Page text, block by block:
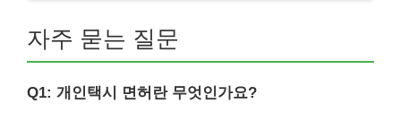
자주 묻는 질문
Q1: 개인택시 면허란 무엇인가요?